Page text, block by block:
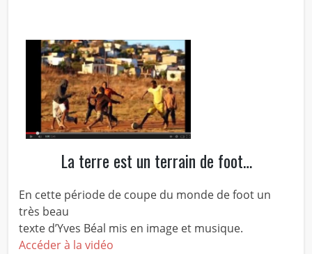
La terre est un terrain de foot…
En cette période de coupe du monde de foot un
très beau
texte d’Yves Béal mis en image et musique.
Accéder à la vidéo